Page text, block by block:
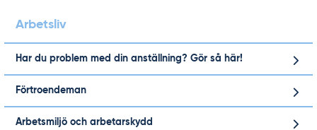
Arbetsliv
Har du problem med din anställning? Gör så här!
Förtroendeman
Arbetsmiljö och arbetarskydd